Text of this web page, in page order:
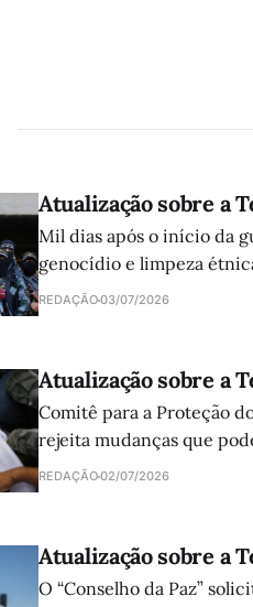
Atualização sobre a
Mil dias após o início da
genocídio e limpeza
atuação da comunidade
REDAÇÃO03/07/2026
Atualização sobre a
Comitê para a Proteção
rejeita mudanças que
palestinos e libaneses
REDAÇÃO02/07/2026
Atualização sobre a
O “Conselho da Paz”